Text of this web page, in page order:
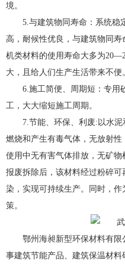
境。
5.与建筑物同寿命：系统稳
高，耐候性优良，与建筑物同
机类材料的使用寿命大多为
大，且给人们生产生活带来不便
6.施工简便、周期短：专用
工，大大缩短施工周期。
7.节能、环保、利废:以水
燃烧和产生有毒气体，无放射
使用中无有害气体排放，无矿
报废拆除后，该材料经过粉碎
染，实现可持续生产。同时，
策。
鄂州海昶新型环保材料有
事建筑节能产品、建筑保温材